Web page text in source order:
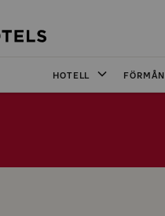
HOTELL